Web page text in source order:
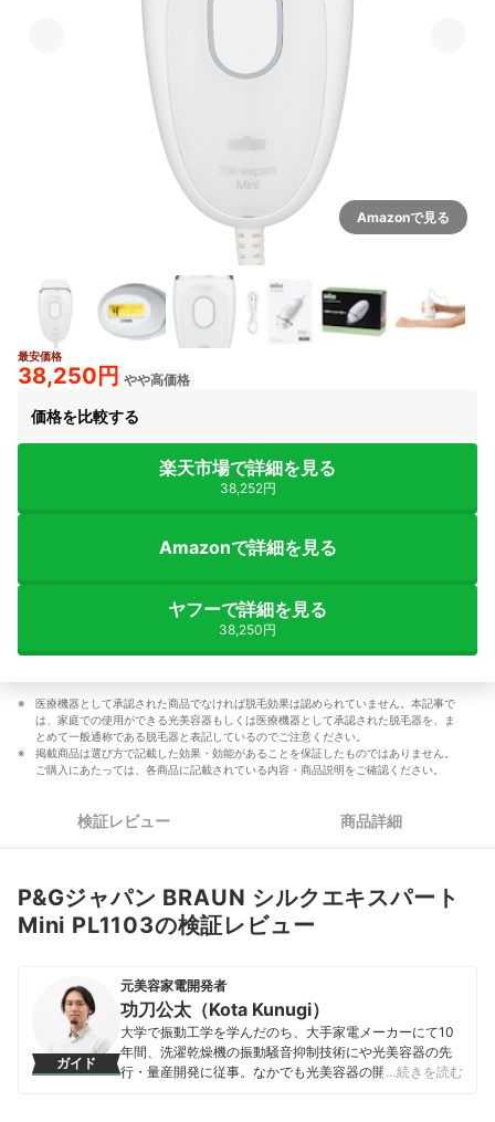
Amazonで見る
最安価格
38,250円 やや高価格
価格を比較する
楽天市場で詳細を見る
38,252円
Amazonで詳細を見る
ヤフーで詳細を見る
38,250円
医療機器として承認された商品でなければ脱毛効果は認められていません。本記事で
は、家庭での使用ができる光美容器もしくは医療機器として承認された脱毛器を、ま
とめて一般通称である脱毛器と表記しているのでご注意ください。
掲載商品は選び方で記載した効果・効能があることを保証したものではありません。
ご購入にあたっては、各商品に記載されている内容・商品説明をご確認ください。
検証レビュー 商品詳細
P&Gジャパン BRAUN シルクエキスパート
Mini PL1103の検証レビュー
ガイド
元美容家電開発者
功刀公太（Kota Kunugi）
大学で振動工学を学んだのち、大手家電メーカーにて10
年間、洗濯乾燥機の振動騒音抑制技術にや光美容器の先
行・量産開発に従事。なかでも光美容器の開発において
…続きを読む